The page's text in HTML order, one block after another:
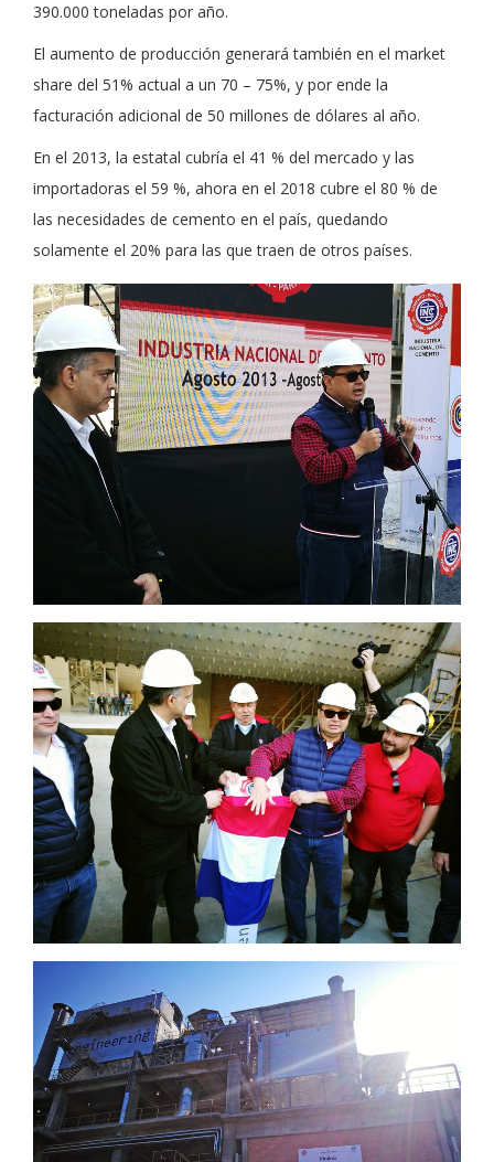
390.000 toneladas por año.
El aumento de producción generará también en el market
share del 51% actual a un 70 – 75%, y por ende la
facturación adicional de 50 millones de dólares al año.
En el 2013, la estatal cubría el 41 % del mercado y las
importadoras el 59 %, ahora en el 2018 cubre el 80 % de
las necesidades de cemento en el país, quedando
solamente el 20% para las que traen de otros países.